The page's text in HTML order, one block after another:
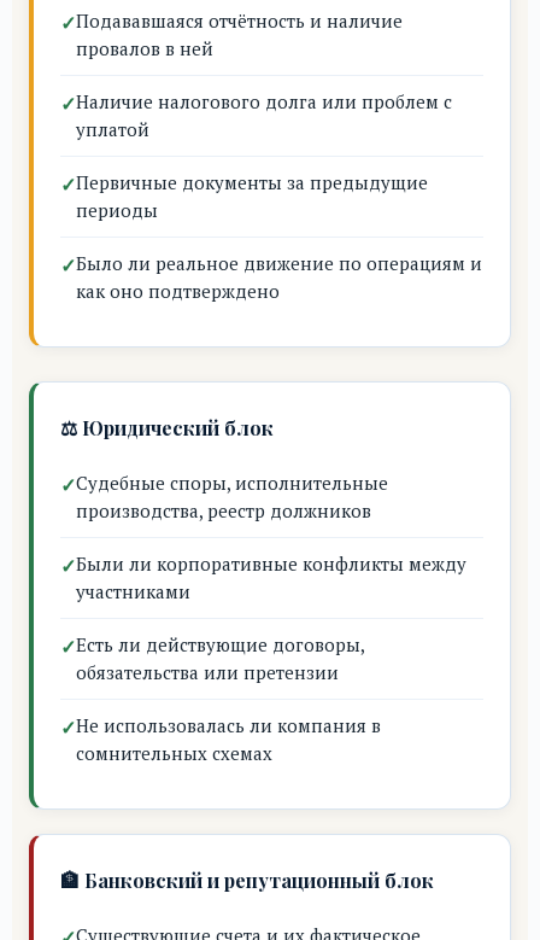
Подававшаяся отчётность и наличие
провалов в ней
Наличие налогового долга или проблем с
уплатой
Первичные документы за предыдущие
периоды
Было ли реальное движение по операциям и
как оно подтверждено
⚖️ Юридический блок
Судебные споры, исполнительные
производства, реестр должников
Были ли корпоративные конфликты между
участниками
Есть ли действующие договоры,
обязательства или претензии
Не использовалась ли компания в
сомнительных схемах
🏦 Банковский и репутационный блок